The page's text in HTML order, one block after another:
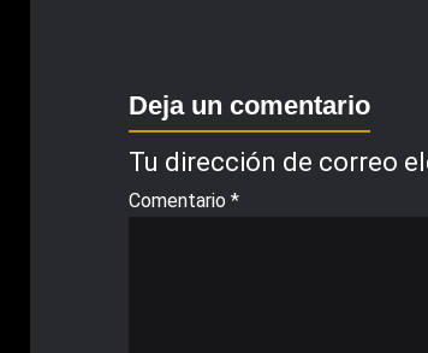
Deja un comentario
Tu dirección de correo
Comentario *